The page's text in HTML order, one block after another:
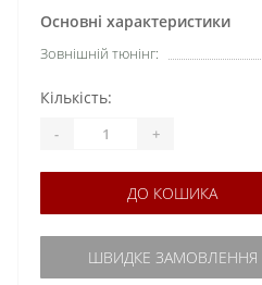
Основні характеристики
Зовнішній тюнінг:
Кількість:
- +
ДО КОШИКА
ШВИДКЕ ЗАМОВЛЕННЯ